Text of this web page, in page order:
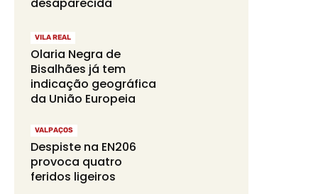
VILA REAL
Olaria Negra de
Bisalhães já tem
indicação geográfica
da União Europeia
VALPAÇOS
Despiste na EN206
provoca quatro
feridos ligeiros